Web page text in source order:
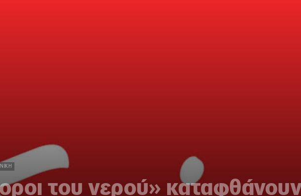
του νερού» καταφθάνουν